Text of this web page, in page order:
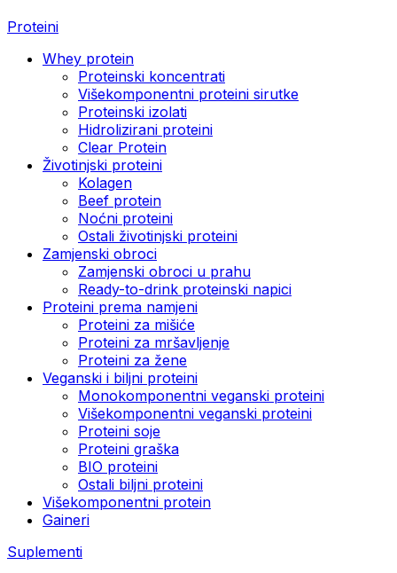
Proteini
Whey protein
Proteinski koncentrati
Višekomponentni proteini sirutke
Proteinski izolati
Hidrolizirani proteini
Clear Protein
Životinjski proteini
Kolagen
Beef protein
Noćni proteini
Ostali životinjski proteini
Zamjenski obroci
Zamjenski obroci u prahu
Ready-to-drink proteinski napici
Proteini prema namjeni
Proteini za mišiće
Proteini za mršavljenje
Proteini za žene
Veganski i biljni proteini
Monokomponentni veganski proteini
Višekomponentni veganski proteini
Proteini soje
Proteini graška
BIO proteini
Ostali biljni proteini
Višekomponentni protein
Gaineri
Suplementi